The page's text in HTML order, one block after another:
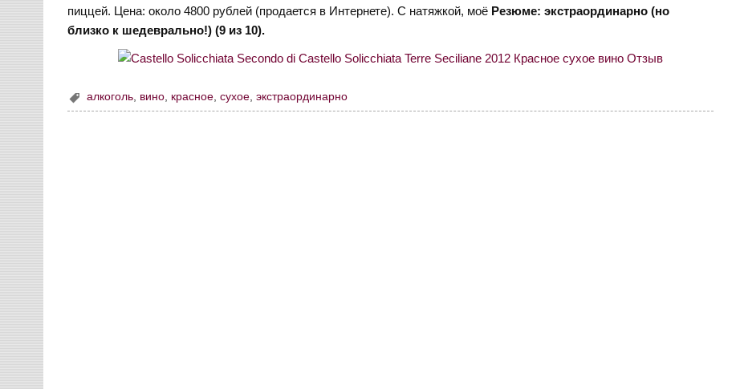
пиццей. Цена: около 4800 рублей (продается в Интернете). С натяжкой, моё Резюме: экстраординарно (но
близко к шедеврально!) (9 из 10).
алкоголь вино красное ,сухое ,экстраординарно